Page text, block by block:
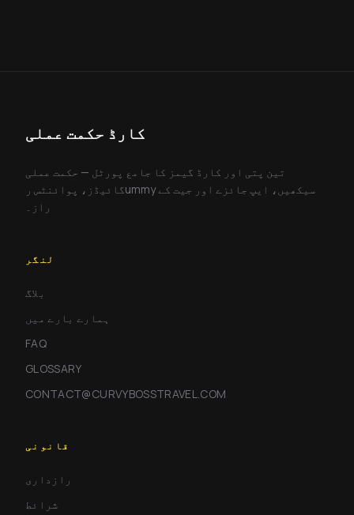
کارڈ حکمت عملی
تین پتی اور کارڈ گیمز کا جامع پورٹل — حکمت عملی
گائیڈز، پوائنٹس رummy سیکھیں، ایپ جائزے اور جیت کے
راز۔
لنگر
بلاگ
ہمارے بارے میں
FAQ
GLOSSARY
CONTACT@CURVYBOSSTRAVEL.COM
قانونی
رازداری
شرائط